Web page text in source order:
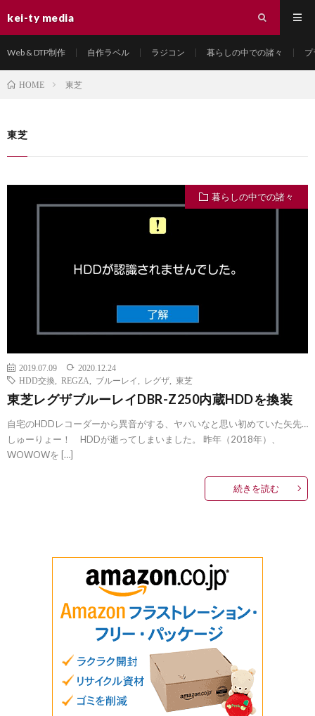
kei-ty media
Web & DTP制作 自作ラベル ラジコン 暮らしの中での諸々
HOME 東芝
東芝
暮らしの中での諸々
2019.07.09
2020.12.24
HDD交換
REGZA ブルーレイ レグザ 東芝
東芝レグザブルーレイDBR-Z250内蔵HDDを換装
自宅のHDDレコーダーから異音がする、ヤバいなと思い初めていた矢先…
しゅーりょー！ HDDが逝ってしまいました。 昨年（2018年）、
WOWOWを […]
続きを読む